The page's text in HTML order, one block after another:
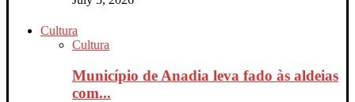
Cultura
Cultura
Município de Anadia leva fado às aldeias
com...